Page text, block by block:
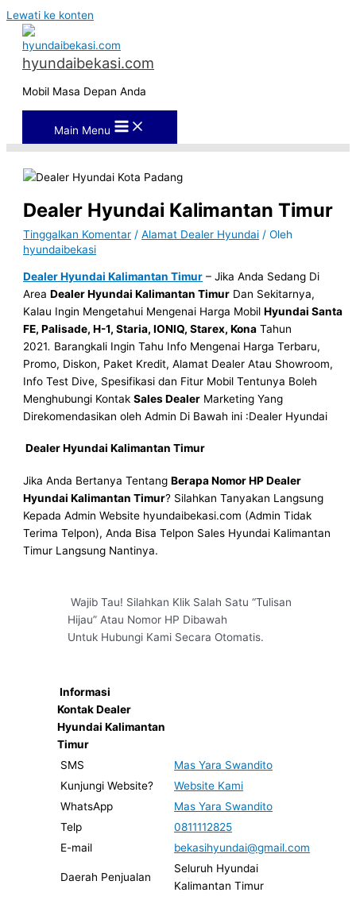
Lewati ke konten
hyundaibekasi.com
Mobil Masa Depan Anda
Main Menu
Dealer Hyundai Kalimantan Timur
Tinggalkan Komentar /Alamat Dealer Hyundai / Oleh
hyundaibekasi
Dealer Hyundai Kalimantan Timur – Jika Anda Sedang Di
AreaDealer Hyundai Kalimantan Timur Dan Sekitarnya,
Kalau Ingin Mengetahui Mengenai Harga MobilHyundai Santa
FE, Palisade, H-1, Staria, IONIQ, Starex, Kona Tahun
2021. Barangkali Ingin Tahu Info Mengenai Harga Terbaru,
Promo, Diskon, Paket Kredit, Alamat Dealer Atau Showroom,
Info Test Dive, Spesifikasi dan Fitur Mobil Tentunya Boleh
Menghubungi KontakSales Dealer Marketing Yang
Direkomendasikan oleh Admin Di Bawah ini :Dealer Hyundai
Dealer Hyundai Kalimantan Timur
Jika Anda Bertanya TentangBerapa Nomor HP Dealer
Hyundai Kalimantan Timur? Silahkan Tanyakan Langsung
Kepada Admin Website hyundaibekasi.com (Admin Tidak
Terima Telpon), Anda Bisa Telpon Sales Hyundai Kalimantan
Timur Langsung Nantinya.
Wajib Tau! Silahkan Klik Salah Satu “Tulisan
Hijau” Atau Nomor HP Dibawah
Untuk Hubungi Kami Secara Otomatis.
Informasi
Kontak Dealer
Hyundai Kalimantan
Timur
SMS
Mas Yara Swandito
Kunjungi Website?
Website Kami
WhatsApp
Mas Yara Swandito
Telp
0811112825
E-mail
bekasihyundai@gmail.com
Daerah Penjualan
Seluruh Hyundai
Kalimantan Timur